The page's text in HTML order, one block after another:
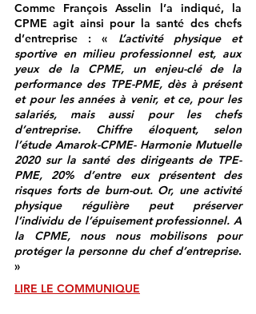
Comme François Asselin l’a indiqué, la
CPME agit ainsi pour la santé des chefs
d’entreprise : « L’activité physique et
sportive en milieu professionnel est, aux
yeux de la CPME, un enjeu-clé de la
performance des TPE-PME, dès à présent
et pour les années à venir, et ce, pour les
salariés, mais aussi pour les chefs
d’entreprise. Chiffre éloquent, selon
l’étude Amarok-CPME- Harmonie Mutuelle
2020 sur la santé des dirigeants de TPE-
PME, 20% d’entre eux présentent des
risques forts de burn-out. Or, une activité
physique régulière peut préserver
l’individu de l’épuisement professionnel. A
la CPME, nous nous mobilisons pour
protéger la personne du chef d’entreprise.
»
LIRE LE COMMUNIQUE